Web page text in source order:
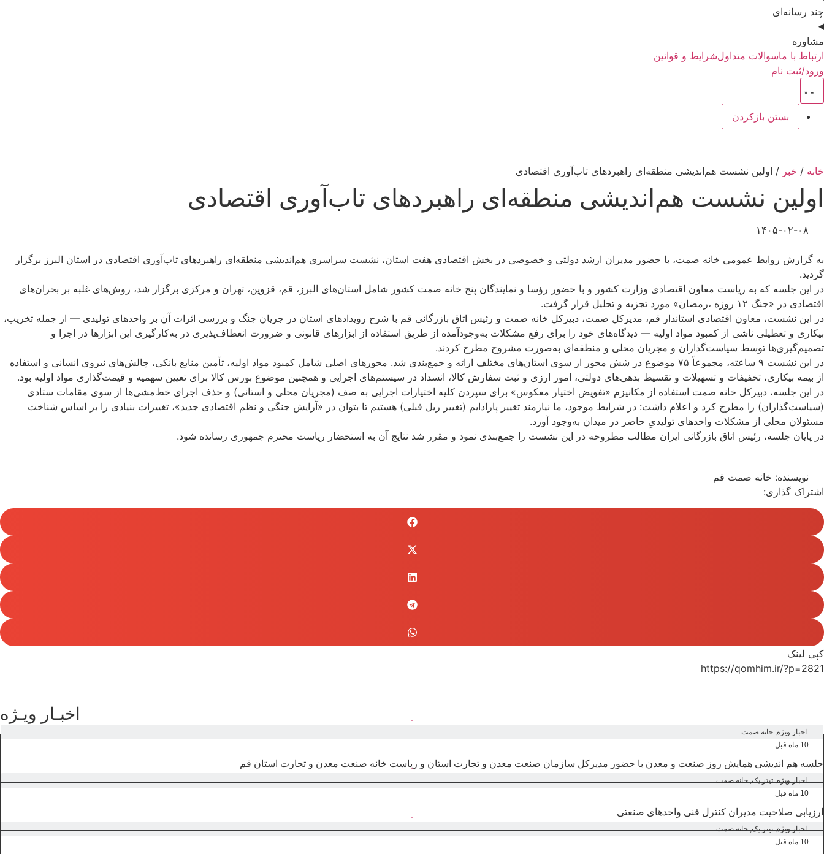
چند رسانه‌ای
مشاوره
ارتباط با ماسوالات متداولشرایط و قوانین
ورود/ثبت نام
بستن بازکردن
خانه / خبر / اولین نشست هم‌اندیشی منطقه‌ای راهبردهای تاب‌آوری اقتصادی
اولین نشست هم‌اندیشی منطقه‌ای راهبردهای تاب‌آوری اقتصادی
۱۴۰۵-۰۲-۰۸
به گزارش روابط عمومی خانه صمت، با حضور مدیران ارشد دولتی و خصوصی در بخش اقتصادی هفت استان، نشست سراسری هم‌اندیشی منطقه‌ای راهبردهای تاب‌آوری اقتصادی در استان البرز برگزار
گردید.
در این جلسه که به ریاست معاون اقتصادی وزارت کشور و با حضور رؤسا و نمایندگان پنج خانه صمت کشور شامل استان‌های البرز، قم، قزوین، تهران و مرکزی برگزار شد، روش‌های غلبه بر بحران‌های
اقتصادی در «جنگ ۱۲ روزه ،رمضان» مورد تجزیه و تحلیل قرار گرفت.
در این نشست، معاون اقتصادی استاندار قم، مدیرکل صمت، دبیرکل خانه صمت و رئیس اتاق بازرگانی قم با شرح رویدادهای استان در جریان جنگ و بررسی اثرات آن بر واحدهای تولیدی — از جمله تخریب،
بیکاری و تعطیلی ناشی از کمبود مواد اولیه — دیدگاه‌های خود را برای رفع مشکلات به‌وجودآمده از طریق استفاده از ابزارهای قانونی و ضرورت انعطاف‌پذیری در به‌کارگیری این ابزارها در اجرا و
تصمیم‌گیری‌ها توسط سیاست‌گذاران و مجریان محلی و منطقه‌ای به‌صورت مشروح مطرح کردند.
در این نشست ۹ ساعته، مجموعاً ۷۵ موضوع در شش محور از سوی استان‌های مختلف ارائه و جمع‌بندی شد. محورهای اصلی شامل کمبود مواد اولیه، تأمین منابع بانکی، چالش‌های نیروی انسانی و استفاده
از بیمه بیکاری، تخفیفات و تسهیلات و تقسیط بدهی‌های دولتی، امور ارزی و ثبت سفارش کالا، انسداد در سیستم‌های اجرایی و همچنین موضوع بورس کالا برای تعیین سهمیه و قیمت‌گذاری مواد اولیه بود.
در این جلسه، دبیرکل خانه صمت استفاده از مکانیزم «تفویض اختیار معکوس» برای سپردن کلیه اختیارات اجرایی به صف (مجریان محلی و استانی) و حذف اجرای خط‌مشی‌ها از سوی مقامات ستادی
(سیاست‌گذاران) را مطرح کرد و اعلام داشت: در شرایط موجود، ما نیازمند تغییر پارادایم (تغییر ریل قبلی) هستیم تا بتوان در «آرایش جنگی و نظم اقتصادی جدید»، تغییرات بنیادی را بر اساس شناخت
مسئولان محلی از مشکلات واحدهای تولیدیِ حاضر در میدان به‌وجود آورد.
در پایان جلسه، رئیس اتاق بازرگانی ایران مطالب مطروحه در این نشست را جمع‌بندی نمود و مقرر شد نتایج آن به استحضار ریاست محترم جمهوری رسانده شود.
نویسنده: خانه صمت قم
اشتراک گذاری:
کپی لینک
https://qomhim.ir/?p=2821
اخبـار ویـژه
اخبار ویژه,خانه صمت
10 ماه قبل
جلسه هم اندیشی همایش روز صنعت و معدن با حضور مدیرکل سازمان صنعت معدن و تجارت استان و ریاست خانه صنعت معدن و تجارت استان قم
اخبار ویژه,تیتر یک,خانه صمت
10 ماه قبل
ارزیابی صلاحیت مدیران کنترل فنی واحدهای صنعتی
اخبار ویژه,تیتر یک,خانه صمت
10 ماه قبل